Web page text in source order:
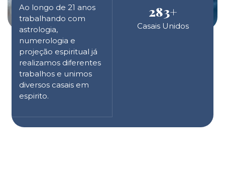
Ao longo de 21 anos
trabalhando com
astrologia,
numerologia e
projeção espiritual já
realizamos diferentes
trabalhos e unimos
diversos casais em
espirito.
283+
Casais Unidos